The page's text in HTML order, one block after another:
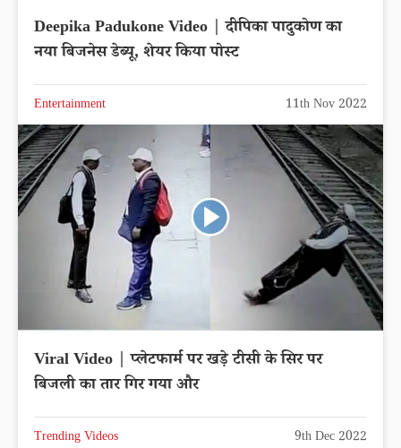
Deepika Padukone Video | दीपिका पादुकोण का
नया बिजनेस डेब्यू, शेयर किया पोस्ट
Entertainment 11th Nov 2022
Viral Video | प्लेटफार्म पर खड़े टीसी के सिर पर
बिजली का तार गिर गया और
Trending Videos 9th Dec 2022